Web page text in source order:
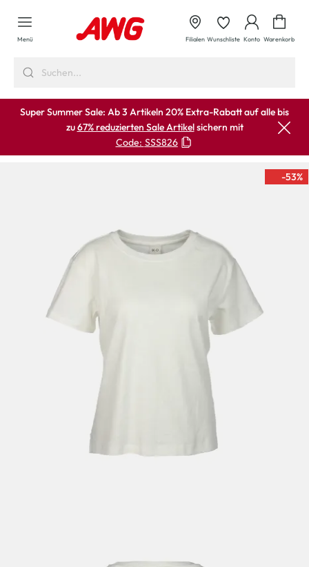
springen
Menü Filialen Wunschliste Konto Warenkorb
Super Summer Sale: Ab 3 Artikeln 20% Extra-Rabatt auf alle bis
zu67% reduzierten Sale Artikelsichern mit
Code: SSS826
-53%